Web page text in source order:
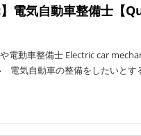
電気自動車整備士【
電動車整備士 Electric car
電気自動車の整備をしたいとす